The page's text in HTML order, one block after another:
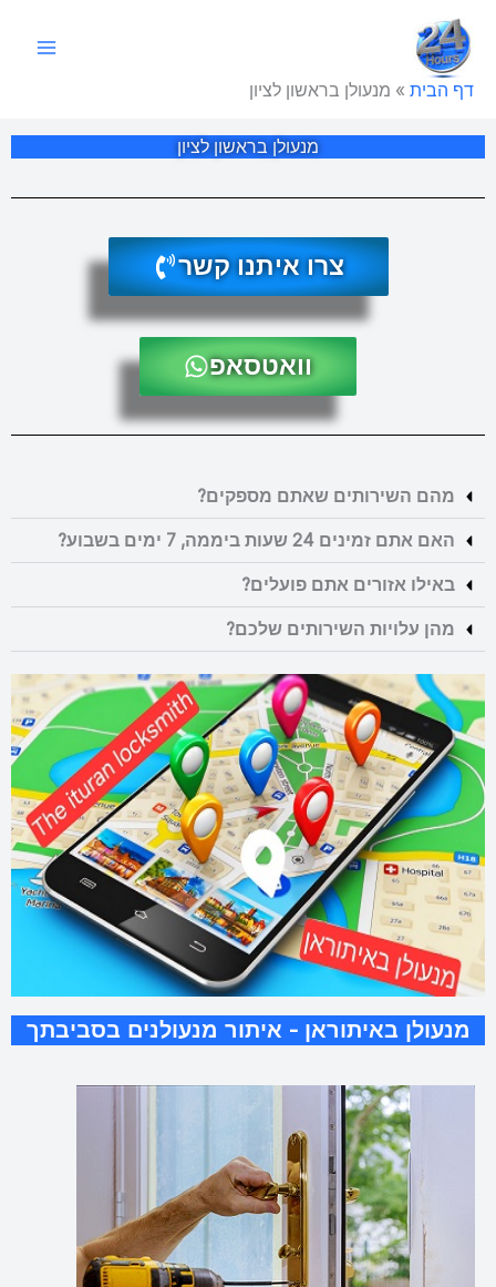
לתוכן
דף הבית » מנעולן בראשון לציון
מנעולן בראשון לציון
צרו איתנו קשר
וואטסאפ
מהם השירותים שאתם מספקים?
האם אתם זמינים 24 שעות ביממה, 7 ימים בשבוע?
באילו אזורים אתם פועלים?
מהן עלויות השירותים שלכם?
מנעולן באיתוראן - איתור מנעולנים בסביבתך